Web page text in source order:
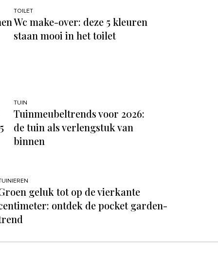
TOILET
Wc make-over: deze 5 kleuren
staan mooi in het toilet
TUIN
Tuinmeubeltrends voor 2026:
de tuin als verlengstuk van
binnen
TUINIEREN
geluk tot op de vierkante
ontdek de pocket garden-